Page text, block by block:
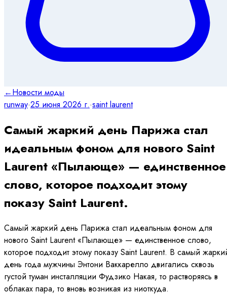
←Новости моды
runway·25 июня 2026 г.·saint laurent
Самый жаркий день Парижа стал
идеальным фоном для нового Saint
Laurent «Пылающе» — единственное
слово, которое подходит этому
показу Saint Laurent.
Самый жаркий день Парижа стал идеальным фоном для
нового Saint Laurent «Пылающе» — единственное слово,
которое подходит этому показу Saint Laurent. В самый
день года мужчины Энтони Ваккарелло двигались сквозь
густой туман инсталляции Фудзико Накая, то растворяясь в
облаках пара, то вновь возникая из ниоткуда.